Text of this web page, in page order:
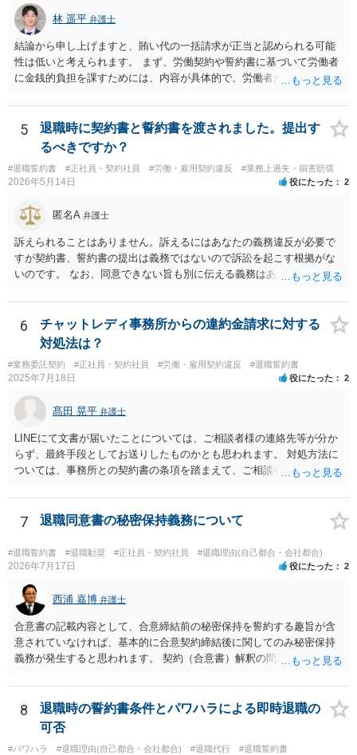
り解雇はできないので、PIPは説得材料に用いられるにすぎず、結局は
パッケージの額と労働者の退職意思で決まるのです。IBM事件、ブル
ームバーグ事件など、有名な外資系企業での解雇事件の裁判例で、PIP
後の解雇が無効とされた例は珍しくありません。 他方、期限までにパ
ッケージを受け入れないと内容がダウンするというのは、会社側が一
般的に使うロジックです。そうしないと労働者側がいつまでも受諾を
延期しかねないからです。しかし、会社側はパッケージの金額を下げ
れば労働者が退職を拒む方向に働き、雇用継続しなければいけなくな
るので、ダウンするというロジックを本音ではなく駆け引きで使用し
ている可能性が高いです。４か月というのは、一般的な初回提示とし
ては低すぎず、高すぎずという水準ですので、本音ではこれで最終決
着したいと考えている可能性が高いと思います。 ではどうすればいい
た弁護士に大急ぎで評価してもらい、仮に労働審判に持ち込んだ場合
な資料を提供すれば、①過去のパフォーマンスがかなり悪いので４か
月なら十分、②過去のパフォーマンスに目立った落ち度はないので４
か月は少なすぎる、③過去のパフォーマンスはそれなりに落ち度があ
①ならパッケージ受諾、②ならしっかり交渉、③なら微妙な判断、と
いうところでしょう。
林 遥平 弁護士
結論から申し上げますと、賄い代の一括請求が正当と認められる可能
性は低いと考えられます。 まず、労働契約や誓約書に基づいて労働者
に金銭的負担を課すためには、内容が具体的で、労働者が事前に十分
り、賄い1回あたりの金額が事前に明示されておらず、「現物支給品」
の具体的内容や返還方法について説明がなく、給与明細にも賄い代や
現物支給としての記載がないといった点があり、どのような義務が生
じるのかが不明確です。このような条項を根拠に、退職時にまとめて
賄い代を請求することは、契約として有効とは言い難いと思います。
また、賄いが日常的に提供されていた場合、それは福利厚生の一環や
労務提供に付随する便宜と評価されるように思います。
5
退職時に契約書と誓約書を渡されました。提出す
るべきですか？
#退職誓約書 #正社員・契約社員 #労働・雇用契約違反 #業務上過失・損害賠償
2026年5月14日 役にたった 2
匿名A 弁護士
訴えられることはありません。訴えるにはあなたの義務違反が必要で
すが契約書、誓約書の提出は義務ではないので訴訟を起こす根拠がな
いのです。 なお、同意できない旨も別に伝える義務はありません（伝
ら労基に相談すれば十分と思います。 電話に出ると話の流れで上手く
提出する方向に話をもっていかれるかもしれないので電話も出ないこ
とを勧めます。
6
チャットレディ事務所からの違約金請求に対する
対処法は？
#業務委託契約 #正社員・契約社員 #労働・雇用契約違反 #退職誓約書
2025年7月18日 役にたった 2
髙田 晃平 弁護士
LINEにて文書が届いたことについては、ご相談者様の連絡先等が分か
らず、最終手段としてお送りしたものかとも思われます。 対処方法に
ついては、事務所との契約書の条項を踏まえて、ご相談者様個人で交
ますと、本人での交渉は難儀する可能性があるかと考えられます。 解
決につながるかというところですが、例えば、民事調停で話合いを行
い、調停委員を通じて相手方を説得してもらうという方法も考えられ
ます。
7 退職同意書の秘密保持義務について
#退職誓約書 #退職勧奨 #正社員・契約社員 #退職理由(自己都合・会社都合)
2026年7月17日 役にたった 2
西浦 嘉博 弁護士
合意書の記載内容として、合意締結前の秘密保持を誓約する趣旨が含
意されていなければ、基本的に合意契約締結後に関してのみ秘密保持
義務が発生すると思われます。 契約（合意書）解釈の問題ですので、
場合、最寄りの法律事務所で相談されることを検討ください。
8
退職時の誓約書条件とパワハラによる即時退職の
可否
#パワハラ #退職理由(自己都合・会社都合) #退職代行
#退職誓約書